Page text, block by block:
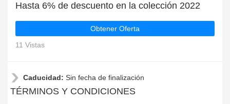
Hasta 6% de descuento en la colección 2022
Obtener Oferta
11 Vistas
Caducidad: Sin fecha de finalización
TÉRMINOS Y CONDICIONES